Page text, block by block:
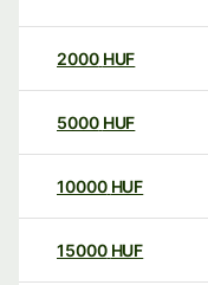
2000 HUF
5000 HUF
10000 HUF
15000 HUF